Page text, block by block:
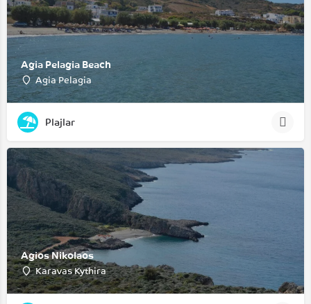
Agia Pelagia Beach
Agia Pelagia
Plajlar
Agios Nikolaos
Karavas Kythira